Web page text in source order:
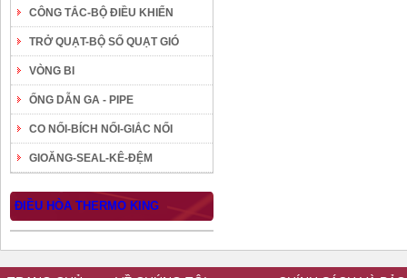
CÔNG TẮC-BỘ ĐIỀU KHIỂN
TRỞ QUẠT-BỘ SỐ QUẠT GIÓ
VÒNG BI
ỐNG DẪN GA - PIPE
CO NỐI-BÍCH NỐI-GIẮC NỐI
GIOĂNG-SEAL-KÊ-ĐỆM
ĐIỀU HÒA THERMO KING